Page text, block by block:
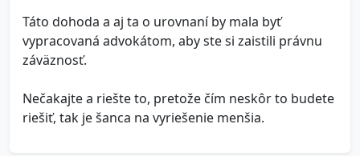
Táto dohoda a aj ta o urovnaní by mala byť
vypracovaná advokátom, aby ste si zaistili právnu
záväznosť.
Nečakajte a riešte to, pretože čím neskôr to budete
riešiť, tak je šanca na vyriešenie menšia.